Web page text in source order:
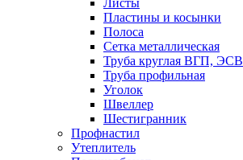
Листы
Пластины и косынки
Полоса
Сетка металлическая
Труба круглая ВГП, ЭСВ
Труба профильная
Уголок
Швеллер
Шестигранник
Профнастил
Утеплитель